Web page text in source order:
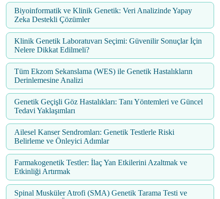
Biyoinformatik ve Klinik Genetik: Veri Analizinde Yapay
Zeka Destekli Çözümler
Klinik Genetik Laboratuvarı Seçimi: Güvenilir Sonuçlar İçin
Nelere Dikkat Edilmeli?
Tüm Ekzom Sekanslama (WES) ile Genetik Hastalıkların
Derinlemesine Analizi
Genetik Geçişli Göz Hastalıkları: Tanı Yöntemleri ve Güncel
Tedavi Yaklaşımları
Ailesel Kanser Sendromları: Genetik Testlerle Riski
Belirleme ve Önleyici Adımlar
Farmakogenetik Testler: İlaç Yan Etkilerini Azaltmak ve
Etkinliği Artırmak
Spinal Musküler Atrofi (SMA) Genetik Tarama Testi ve